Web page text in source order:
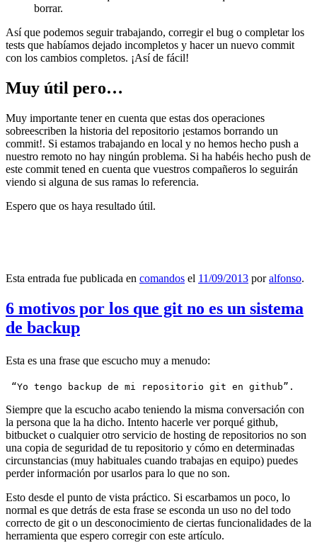
borrar.
Así que podemos seguir trabajando, corregir el bug o completar los
tests que habíamos dejado incompletos y hacer un nuevo commit
con los cambios completos. ¡Así de fácil!
Muy útil pero…
Muy importante tener en cuenta que estas dos operaciones
sobreescriben la historia del repositorio ¡estamos borrando un
commit!. Si estamos trabajando en local y no hemos hecho push a
nuestro remoto no hay ningún problema. Si ha habéis hecho push de
este commit tened en cuenta que vuestros compañeros lo seguirán
viendo si alguna de sus ramas lo referencia.
Espero que os haya resultado útil.
Esta entrada fue publicada en comandos el 11/09/2013 poralfonso.
6 motivos por los que git no es un sistema
de backup
Esta es una frase que escucho muy a menudo:
“Yo tengo backup de mi repositorio git en github”.
Siempre que la escucho acabo teniendo la misma conversación con
la persona que la ha dicho. Intento hacerle ver porqué github,
bitbucket o cualquier otro servicio de hosting de repositorios no son
una copia de seguridad de tu repositorio y cómo en determinadas
circunstancias (muy habituales cuando trabajas en equipo) puedes
perder información por usarlos para lo que no son.
Esto desde el punto de vista práctico. Si escarbamos un poco, lo
normal es que detrás de esta frase se esconda un uso no del todo
correcto de git o un desconocimiento de ciertas funcionalidades de la
herramienta que espero corregir con este artículo.